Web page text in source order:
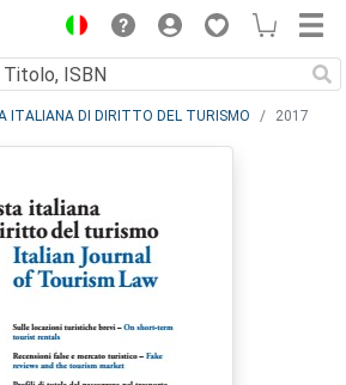
ITALIANA DI DIRITTO DEL TURISMO 2017